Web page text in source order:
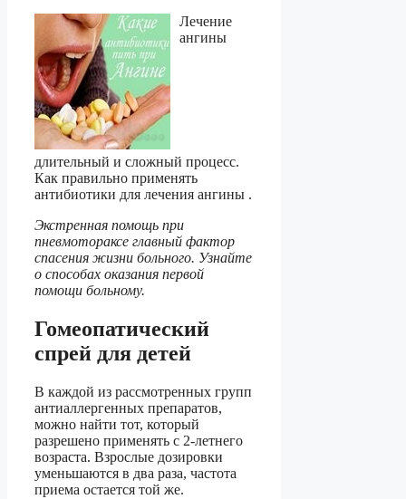
Лечение
ангины
длительный и сложный процесс.
Как правильно применять
антибиотики для лечения ангины .
Экстренная помощь при
пневмотораксе главный фактор
спасения жизни больного. Узнайте
о способах оказания первой
помощи больному.
Гомеопатический
спрей для детей
В каждой из рассмотренных групп
антиаллергенных препаратов,
можно найти тот, который
разрешено применять с 2-летнего
возраста. Взрослые дозировки
уменьшаются в два раза, частота
приема остается той же.